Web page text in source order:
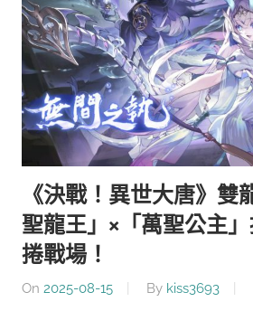
人
推
薦
技
自
媒
體。
《決戰！異世大唐》雙
聖龍王」×「萬聖公主
捲戰場！
On 2025-08-15 By kiss3693